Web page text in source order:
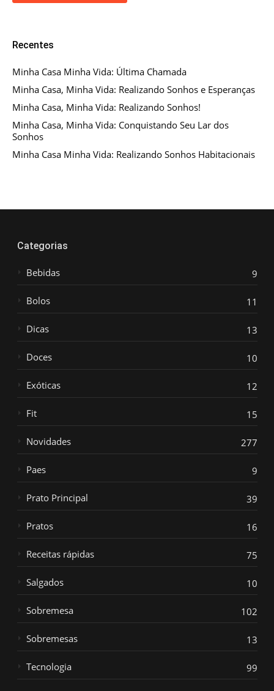
Recentes
Minha Casa Minha Vida: Última Chamada
Minha Casa, Minha Vida: Realizando Sonhos e Esperanças
Minha Casa, Minha Vida: Realizando Sonhos!
Minha Casa, Minha Vida: Conquistando Seu Lar dos
Sonhos
Minha Casa Minha Vida: Realizando Sonhos Habitacionais
Categorias
Bebidas 9
Bolos 11
Dicas 13
Doces 10
Exóticas 12
Fit 15
Novidades 277
Paes 9
Prato Principal 39
Pratos 16
Receitas rápidas 75
Salgados 10
Sobremesa 102
Sobremesas 13
Tecnologia 99